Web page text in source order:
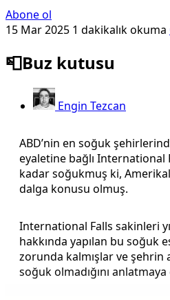
Abone ol
15 Mar 2025 1 dakikalık okuma
📮Buz kutusu
Engin Tezcan
ABD’nin en soğuk
eyaletine bağlı International
kadar soğukmuş ki,
dalga konusu olmuş.
International Falls sakinleri
hakkında yapılan bu soğuk
zorunda kalmışlar ve şehrin
soğuk olmadığını anlatmaya